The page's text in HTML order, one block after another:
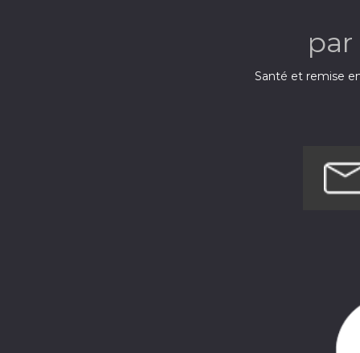
par
Santé et remise